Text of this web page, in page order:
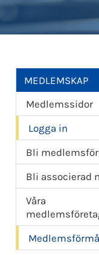
MEDLEMSKAP
Medlemssidor
Logga in
Bli
Bli associerad
Våra